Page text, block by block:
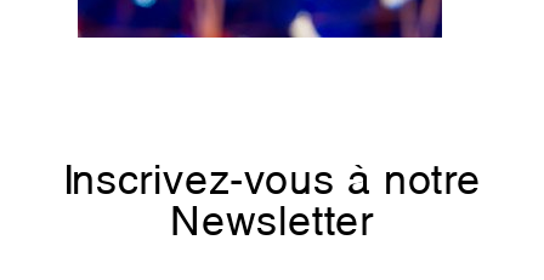
Inscrivez-vous à notre
Newsletter